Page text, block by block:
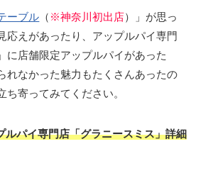
ーブル （ ※神奈川初出店）」が思っ
応えがあったり、アップルパイ専門
」に店舗限定アップルパイがあった
れなかった魅力もたくさんあったの
ち寄ってみてください。
ルパイ専門店「グラニースミス」詳細